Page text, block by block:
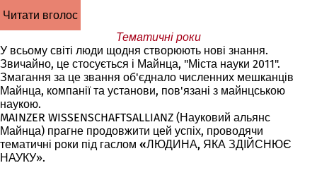
читати вголос
Тематичні роки
У всьому світі люди щодня створюють нові знання.
Звичайно, це стосується і Майнца, "Міста науки 2011".
Змагання за це звання об'єднало численних мешканців
Майнца, компанії та установи, пов'язані з майнцською
наукою.
MAINZER WISSENSCHAFTSALLIANZ (Науковий альянс
Майнца) прагне продовжити цей успіх, проводячи
тематичні роки під гаслом «ЛЮДИНА, ЯКА ЗДІЙСНЮЄ
НАУКУ».